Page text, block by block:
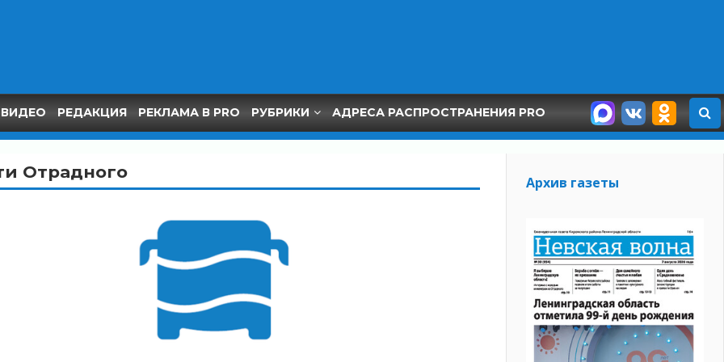
ВИДЕО РЕДАКЦИЯ РЕКЛАМА В PRO РУБРИКИ АДРЕСА РАСПРОСТРАНЕНИЯ PRO
Отрадного
Архив газеты